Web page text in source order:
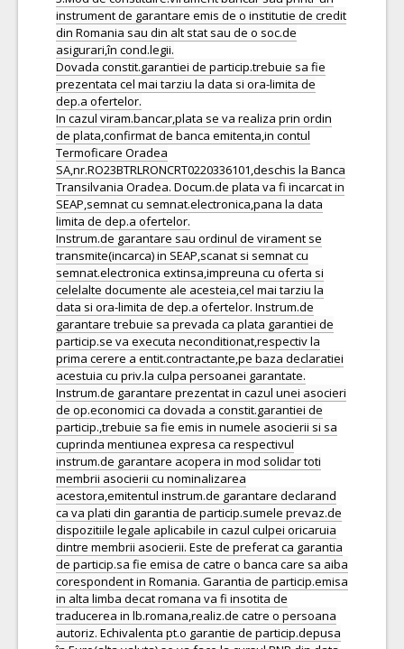
instrument de garantare emis de o institutie de credit
din Romania sau din alt stat sau de o soc.de
asigurari,în cond.legii.
Dovada constit.garantiei de particip.trebuie sa fie
prezentata cel mai tarziu la data si ora-limita de
dep.a ofertelor.
In cazul viram.bancar,plata se va realiza prin ordin
de plata,confirmat de banca emitenta,in contul
Termoficare Oradea
SA,nr.RO23BTRLRONCRT0220336101,deschis la Banca
Transilvania Oradea. Docum.de plata va fi incarcat in
SEAP,semnat cu semnat.electronica,pana la data
limita de dep.a ofertelor.
Instrum.de garantare sau ordinul de virament se
transmite(incarca) in SEAP,scanat si semnat cu
semnat.electronica extinsa,impreuna cu oferta si
celelalte documente ale acesteia,cel mai tarziu la
data si ora-limita de dep.a ofertelor. Instrum.de
garantare trebuie sa prevada ca plata garantiei de
particip.se va executa neconditionat,respectiv la
prima cerere a entit.contractante,pe baza declaratiei
acestuia cu priv.la culpa persoanei garantate.
Instrum.de garantare prezentat in cazul unei asocieri
de op.economici ca dovada a constit.garantiei de
particip.,trebuie sa fie emis in numele asocierii si sa
cuprinda mentiunea expresa ca respectivul
instrum.de garantare acopera in mod solidar toti
membrii asocierii cu nominalizarea
acestora,emitentul instrum.de garantare declarand
ca va plati din garantia de particip.sumele prevaz.de
dispozitiile legale aplicabile in cazul culpei oricaruia
dintre membrii asocierii. Este de preferat ca garantia
de particip.sa fie emisa de catre o banca care sa aiba
corespondent in Romania. Garantia de particip.emisa
in alta limba decat romana va fi insotita de
traducerea in lb.romana,realiz.de catre o persoana
autoriz. Echivalenta pt.o garantie de particip.depusa